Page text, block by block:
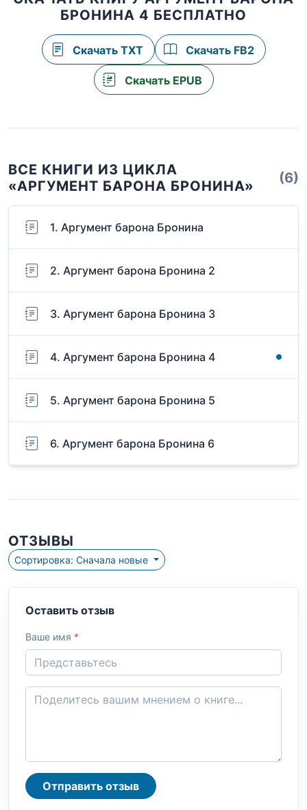
БРОНИНА 4 БЕСПЛАТНО
Скачать TXT Скачать FB2
Скачать EPUB
ВСЕ КНИГИ ИЗ ЦИКЛА
«АРГУМЕНТ БАРОНА БРОНИНА»
(6)
1. Аргумент барона Бронина
2. Аргумент барона Бронина 2
3. Аргумент барона Бронина 3
4. Аргумент барона Бронина 4
5. Аргумент барона Бронина 5
6. Аргумент барона Бронина 6
ОТЗЫВЫ
Сортировка: Сначала новые
Оставить отзыв
Ваше имя *
Отправить отзыв